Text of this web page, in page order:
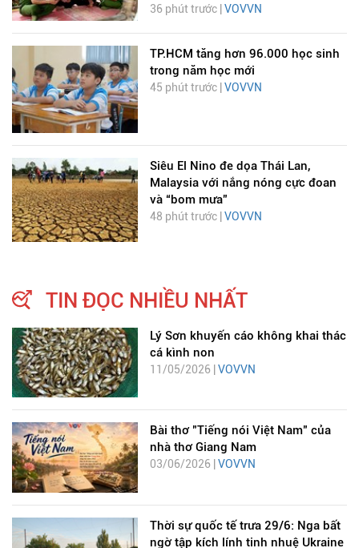
36 phút trước | VOVVN
TP.HCM tăng hơn 96.000 học sinh
trong năm học mới
45 phút trước | VOVVN
Siêu El Nino đe dọa Thái Lan,
Malaysia với nắng nóng cực đoan
và “bom mưa”
48 phút trước | VOVVN
TIN ĐỌC NHIỀU NHẤT
Lý Sơn khuyến cáo không khai thác
cá kình non
11/05/2026 | VOVVN
Bài thơ "Tiếng nói Việt Nam" của
nhà thơ Giang Nam
03/06/2026 | VOVVN
Thời sự quốc tế trưa 29/6: Nga bất
ngờ tập kích lính tinh nhuệ Ukraine